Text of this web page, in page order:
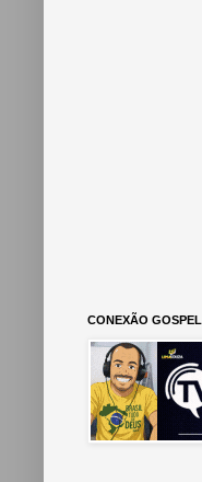
CONEXÃO GOSPEL